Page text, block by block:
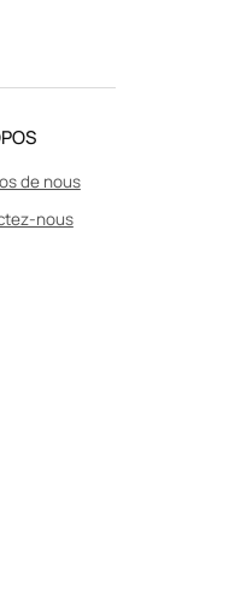
de nous
nous